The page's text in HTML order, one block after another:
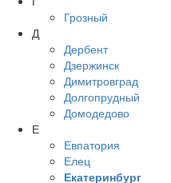
Грозный
Д
Дербент
Дзержинск
Димитровград
Долгопрудный
Домодедово
Е
Евпатория
Елец
Екатеринбург